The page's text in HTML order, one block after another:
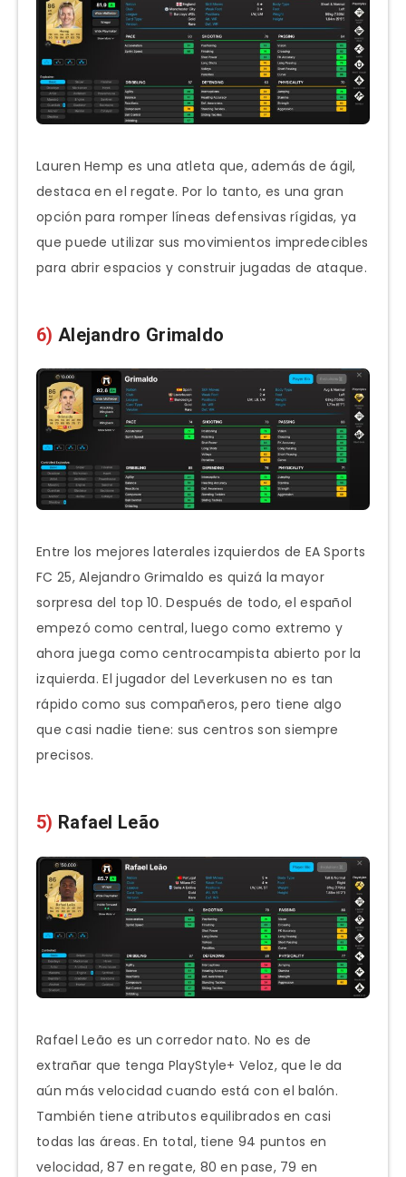
Lauren Hemp es una atleta que, además de ágil,
destaca en el regate. Por lo tanto, es una gran
opción para romper líneas defensivas rígidas, ya
que puede utilizar sus movimientos impredecibles
para abrir espacios y construir jugadas de ataque.
6) Alejandro Grimaldo
Entre los mejores laterales izquierdos de EA Sports
FC 25, Alejandro Grimaldo es quizá la mayor
sorpresa del top 10. Después de todo, el español
empezó como central, luego como extremo y
ahora juega como centrocampista abierto por la
izquierda. El jugador del Leverkusen no es tan
rápido como sus compañeros, pero tiene algo
que casi nadie tiene: sus centros son siempre
precisos.
5) Rafael Leão
Rafael Leão es un corredor nato. No es de
extrañar que tenga PlayStyle+ Veloz, que le da
aún más velocidad cuando está con el balón.
También tiene atributos equilibrados en casi
todas las áreas. En total, tiene 94 puntos en
velocidad, 87 en regate, 80 en pase, 79 en